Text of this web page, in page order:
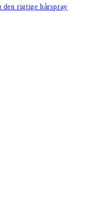
den rigtige hårspray